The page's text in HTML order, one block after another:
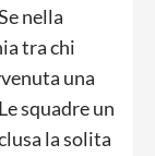
nella
tra chi
una
squadre un
la solita